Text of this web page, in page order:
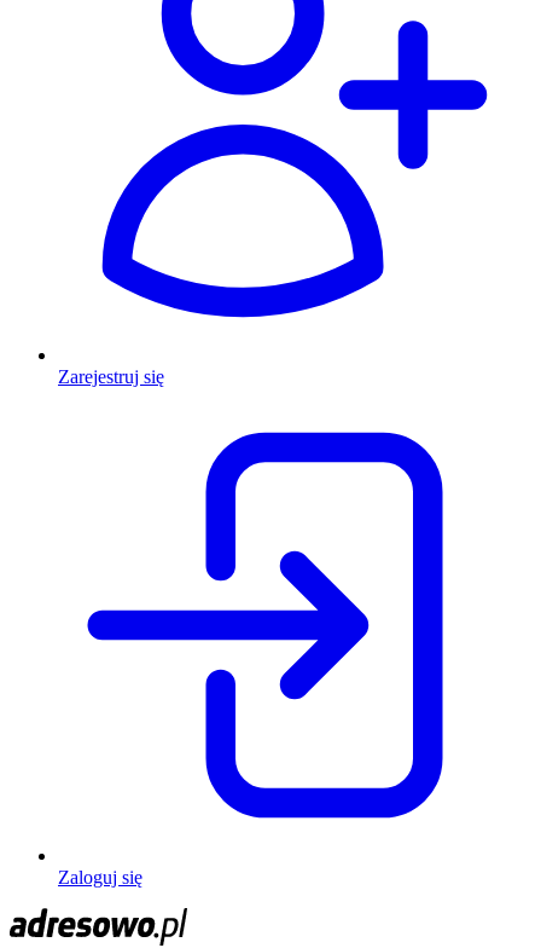
Zarejestruj się
Zaloguj się